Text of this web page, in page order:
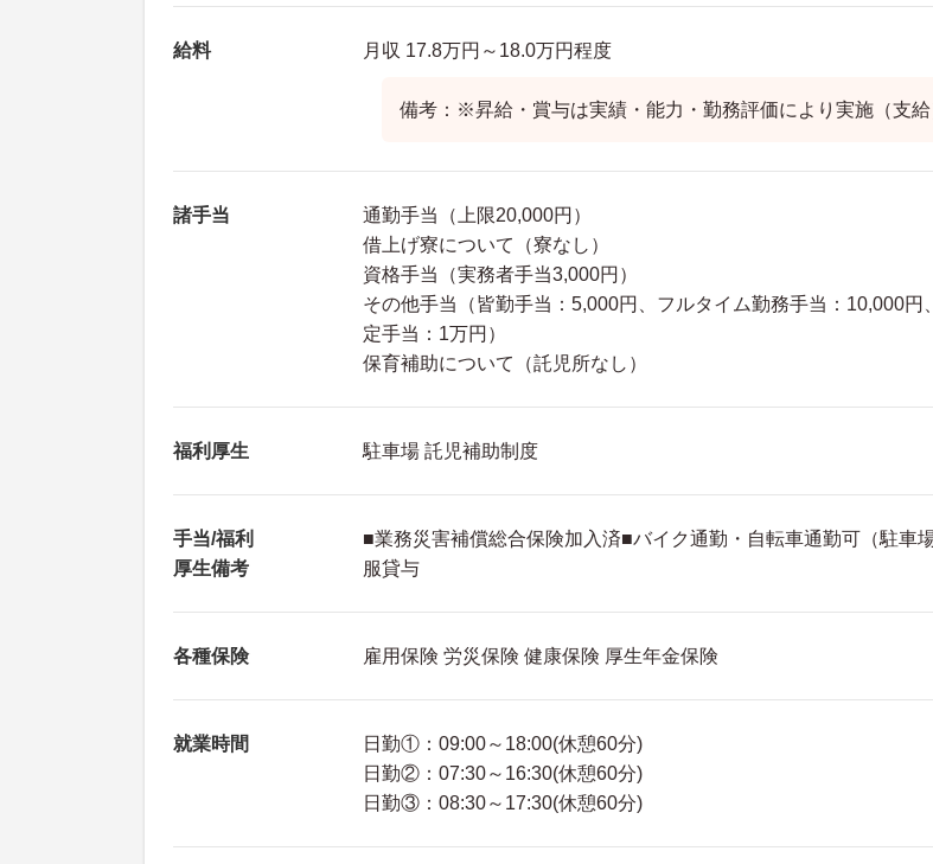
給料 月収 17.8万円～18.0万円程度
備考：※昇給・賞与は実績・能力・勤務評価により実施（支給
諸手当
通勤手当（上限20,000円）
借上げ寮について（寮なし）
資格手当（実務者手当3,000円）
その他手当（皆勤手当：5,000円、フルタイム勤務手当：10,000円
定手当：1万円）
保育補助について（託児所なし）
福利厚生 駐車場 託児補助制度
手当/福利
厚生備考
■業務災害補償総合保険加入済■バイク通勤・自転車通勤可（駐車
服貸与
各種保険 雇用保険 労災保険 健康保険 厚生年金保険
就業時間
日勤①：09:00～18:00(休憩60分)
日勤②：07:30～16:30(休憩60分)
日勤③：08:30～17:30(休憩60分)